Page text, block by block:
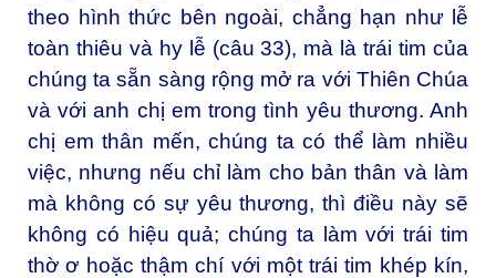
theo hình thức bên ngoài, chẳng hạn như lễ
toàn thiêu và hy lễ (câu33), mà là trái tim của
chúng ta sẵn sàng rộng mở ra với Thiên Chúa
và với anh chị em trong tình yêu thương. Anh
chị em thân mến, chúng ta có thể làm nhiều
việc, nhưng nếu chỉ làm cho bản thân và làm
mà không có sự yêu thương, thì điều này sẽ
không có hiệu quả; chúng ta làm với trái tim
thờ ơ hoặc thậm chí với một trái tim khép kín,